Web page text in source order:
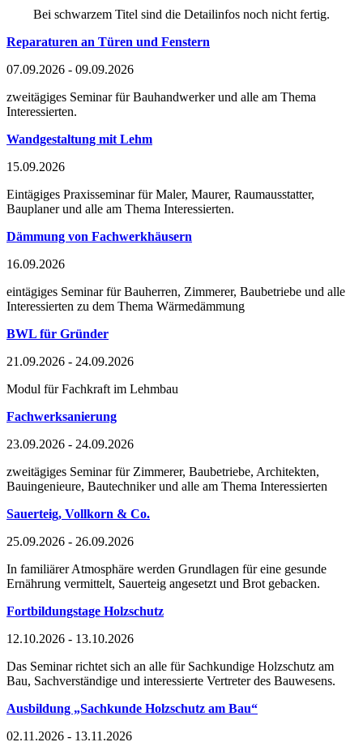
Bei schwarzem Titel sind die Detailinfos noch nicht fertig.
Reparaturen an Türen und Fenstern
07.09.2026 - 09.09.2026
zweitägiges Seminar für Bauhandwerker und alle am Thema
Interessierten.
Wandgestaltung mit Lehm
15.09.2026
Eintägiges Praxisseminar für Maler, Maurer, Raumausstatter,
Bauplaner und alle am Thema Interessierten.
Dämmung von Fachwerkhäusern
16.09.2026
eintägiges Seminar für Bauherren, Zimmerer, Baubetriebe und alle
Interessierten zu dem Thema Wärmedämmung
BWL für Gründer
21.09.2026 - 24.09.2026
Modul für Fachkraft im Lehmbau
Fachwerksanierung
23.09.2026 - 24.09.2026
zweitägiges Seminar für Zimmerer, Baubetriebe, Architekten,
Bauingenieure, Bautechniker und alle am Thema Interessierten
Sauerteig, Vollkorn & Co.
25.09.2026 - 26.09.2026
In familiärer Atmosphäre werden Grundlagen für eine gesunde
Ernährung vermittelt, Sauerteig angesetzt und Brot gebacken.
Fortbildungstage Holzschutz
12.10.2026 - 13.10.2026
Das Seminar richtet sich an alle für Sachkundige Holzschutz am
Bau, Sachverständige und interessierte Vertreter des Bauwesens.
Ausbildung „Sachkunde Holzschutz am Bau“
02.11.2026 - 13.11.2026